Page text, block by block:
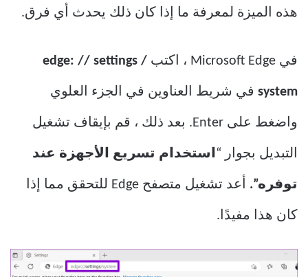
هذه الميزة لمعرفة ما إذا كان ذلك يحدث أي فرق.
في Microsoft Edge ، اكتب edge: // settings /
system في شريط العناوين في الجزء العلوي
واضغط على Enter. بعد ذلك ، قم بإيقاف تشغيل
التبديل بجوار “ استخدام تسريع الأجهزة عند
توفره”. أعد تشغيل متصفح Edge للتحقق مما إذا
كان هذا مفيدًا.